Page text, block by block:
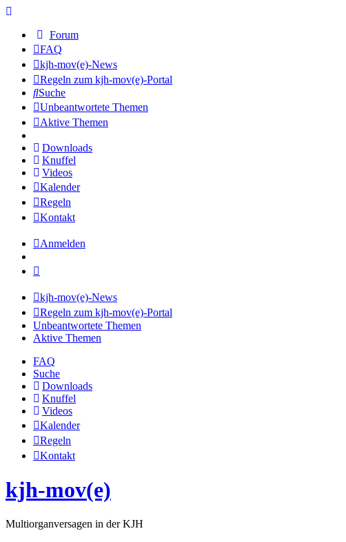
Forum
FAQ
kjh-mov(e)-News
Regeln zum kjh-mov(e)-Portal
Suche
Unbeantwortete Themen
Aktive Themen
Downloads
Knuffel
Videos
Kalender
Regeln
Kontakt
Anmelden
kjh-mov(e)-News
Regeln zum kjh-mov(e)-Portal
Unbeantwortete Themen
Aktive Themen
FAQ
Suche
Downloads
Knuffel
Videos
Kalender
Regeln
Kontakt
kjh-mov(e)
Multiorganversagen in der KJH